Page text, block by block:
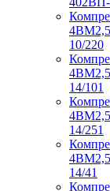
10/220
14/101
14/251
14/41